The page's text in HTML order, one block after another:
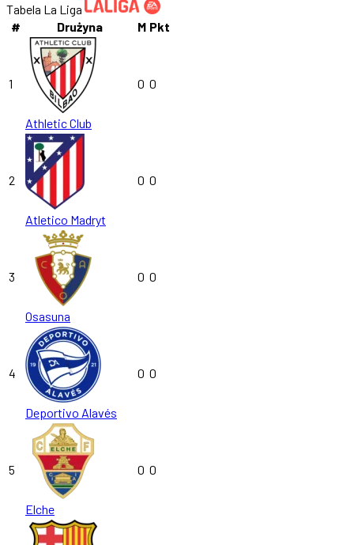
Tabela La Liga
#
Drużyna M Pkt
1
Athletic Club
0 0
2
Atletico Madryt
0 0
3
Osasuna
0 0
4
Deportivo Alavés
0 0
5
Elche
0 0